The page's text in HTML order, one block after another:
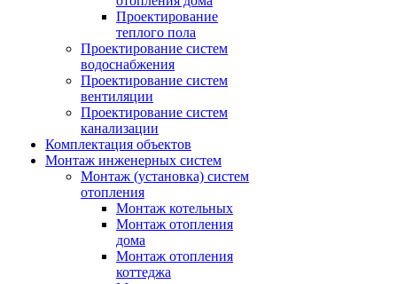
Проектирование
теплого пола
Проектирование систем
водоснабжения
Проектирование систем
вентиляции
Проектирование систем
канализации
Комплектация объектов
Монтаж инженерных систем
Монтаж (установка) систем
отопления
Монтаж котельных
Монтаж отопления
дома
Монтаж отопления
коттеджа